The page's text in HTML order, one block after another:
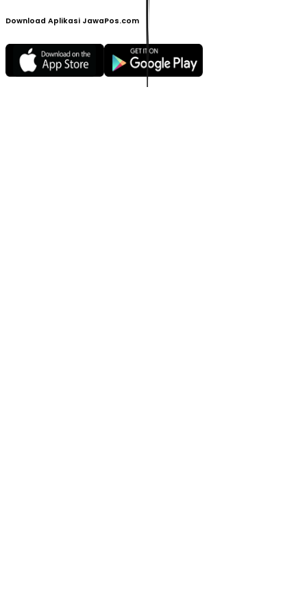
Download Aplikasi JawaPos.com